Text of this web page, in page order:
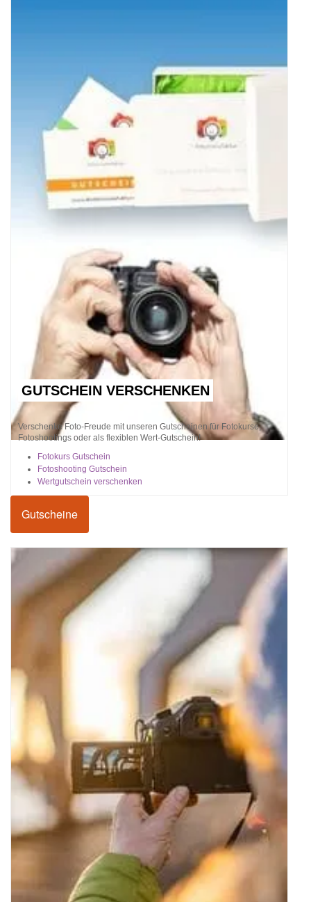
GUTSCHEIN VERSCHENKEN
Verschenke Foto-Freude mit unseren Gutscheinen für Fotokurse,
Fotoshootings oder als flexiblen Wert-Gutschein!
Fotokurs Gutschein
Fotoshooting Gutschein
Wertgutschein verschenken
Gutscheine